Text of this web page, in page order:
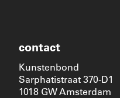
contact
Kunstenbond
Sarphatistraat 370-D1
1018 GW Amsterdam